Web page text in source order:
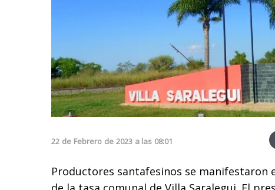
22 de Febrero de 2023 a las 08:01
Productores santafesinos se manifestaron